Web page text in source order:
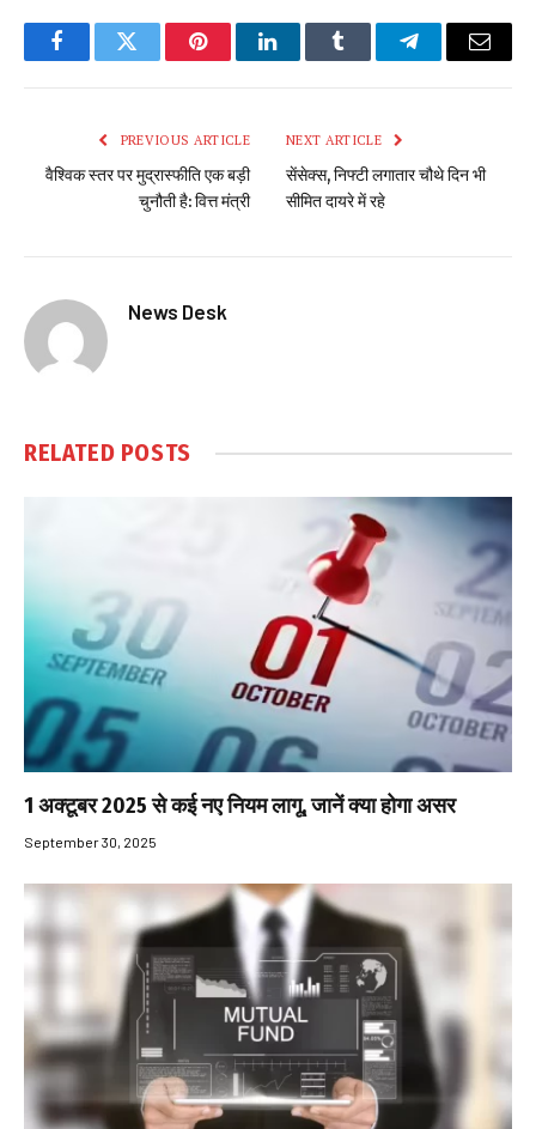
FacebookTwitter PinterestLinkedInTumblr TelegramEmail
PREVIOUS ARTICLE
वैश्विक स्तर पर मुद्रास्फीति एक बड़ी
चुनौती है: वित्त मंत्री
NEXT ARTICLE
सेंसेक्स, निफ्टी लगातार चौथे दिन भी
सीमित दायरे में रहे
News Desk
RELATED POSTS
1 अक्टूबर 2025 से कई नए नियम लागू, जानें क्या होगा असर
September 30, 2025